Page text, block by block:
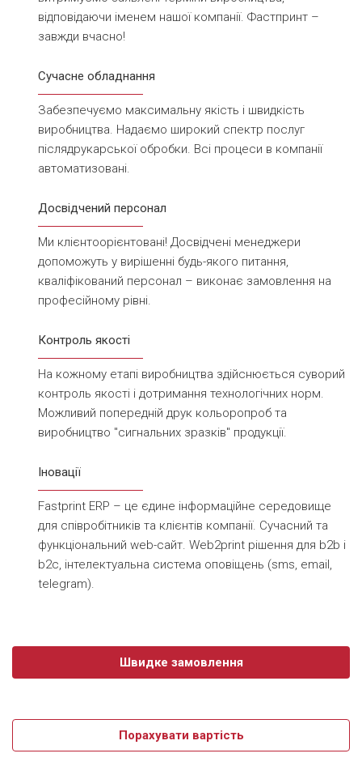
відповідаючи іменем нашої компанії. Фастпринт –
завжди вчасно!
Сучасне обладнання
Забезпечуємо максимальну якість і швидкість
виробництва. Надаємо широкий спектр послуг
післядрукарської обробки. Всі процеси в компанії
автоматизовані.
Досвідчений персонал
Ми клієнтоорієнтовані! Досвідчені менеджери
допоможуть у вирішенні будь-якого питання,
кваліфікований персонал – виконає замовлення на
професійному рівні.
Контроль якості
На кожному етапі виробництва здійснюється суворий
контроль якості і дотримання технологічних норм.
Можливий попередній друк кольоропроб та
виробництво "сигнальних зразків" продукції.
Іновації
Fastprint ERP – це єдине інформаційне середовище
для співробітників та клієнтів компанії. Сучасний та
функціональний web-сайт. Web2print рішення для b2b і
b2c, інтелектуальна система оповіщень (sms, email,
telegram).
Швидке замовлення
Порахувати вартість